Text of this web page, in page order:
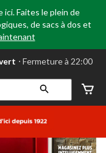
Faites le plein de
de sacs à dos et
⋅ Fermeture à 22:00